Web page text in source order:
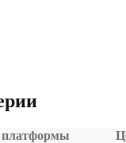
платформы